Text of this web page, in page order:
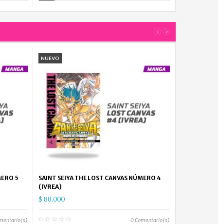
‹ ›
5
NUEVO
SAINT SEIYA THE LOST CANVAS NÚMERO 4
(IVREA)
$ 88.000
0Comentario(s)